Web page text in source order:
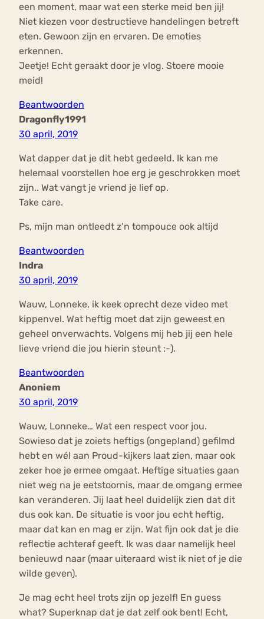
een moment, maar wat een sterke meid ben jij!
Niet kiezen voor destructieve handelingen betreft
eten. Gewoon zijn en ervaren. De emoties
erkennen.
Jeetje! Echt geraakt door je vlog. Stoere mooie
meid!
Beantwoorden
Dragonfly1991
30 april, 2019
Wat dapper dat je dit hebt gedeeld. Ik kan me
helemaal voorstellen hoe erg je geschrokken moet
zijn.. Wat vangt je vriend je lief op.
Take care.
Ps, mijn man ontleedt z’n tompouce ook altijd
Beantwoorden
Indra
30 april, 2019
Wauw, Lonneke, ik keek oprecht deze video met
kippenvel. Wat heftig moet dat zijn geweest en
geheel onverwachts. Volgens mij heb jij een hele
lieve vriend die jou hierin steunt ;-).
Beantwoorden
Anoniem
30 april, 2019
Wauw, Lonneke… Wat een respect voor jou.
Sowieso dat je zoiets heftigs (ongepland) gefilmd
hebt en wél aan Proud-kijkers laat zien, maar ook
zeker hoe je ermee omgaat. Heftige situaties gaan
niet weg na je eetstoornis, maar de omgang ermee
kan veranderen. Jij laat heel duidelijk zien dat dit
dus ook kan. De situatie is voor jou echt heftig,
maar dat kan en mag er zijn. Wat fijn ook dat je die
reflectie achteraf geeft. Ik was daar namelijk heel
benieuwd naar (maar uiteraard wist ik niet of je die
wilde geven).
Je mag echt heel trots zijn op jezelf! En guess
what? Superknap dat je dat zelf ook bent! Echt,